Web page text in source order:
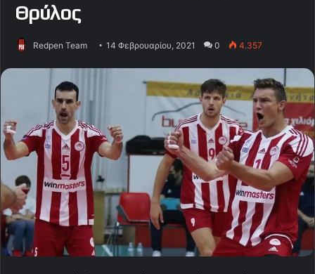
Θρύλος
Redpen Team 14 Φεβρουαρίου, 2021 0 4.357